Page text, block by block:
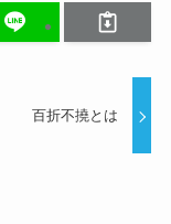
百折不撓とは